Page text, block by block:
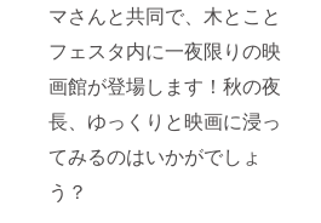
マさんと共同で、木とこと
フェスタ内に一夜限りの映
画館が登場します！秋の夜
長、ゆっくりと映画に浸っ
てみるのはいかがでしょ
う？